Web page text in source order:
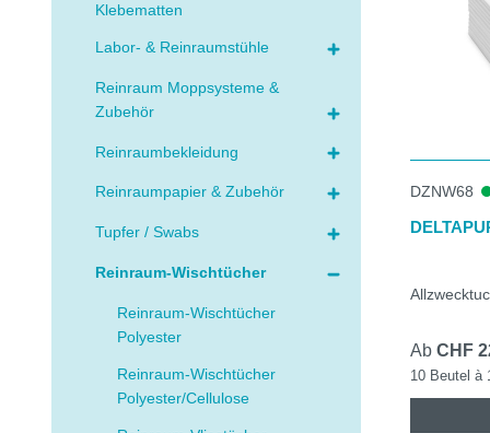
Klebematten
Labor- & Reinraumstühle
Reinraum Moppsysteme &
Zubehör
Reinraumbekleidung
Reinraumpapier & Zubehör
Tupfer / Swabs
Reinraum-Wischtücher
Reinraum-Wischtücher
Polyester
Reinraum-Wischtücher
Polyester/Cellulose
DZNW68
Ab CHF
10 Beutel à